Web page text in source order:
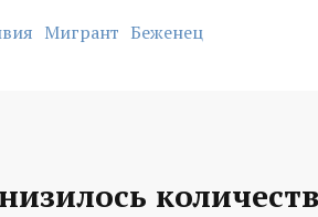
Мигрант Беженец